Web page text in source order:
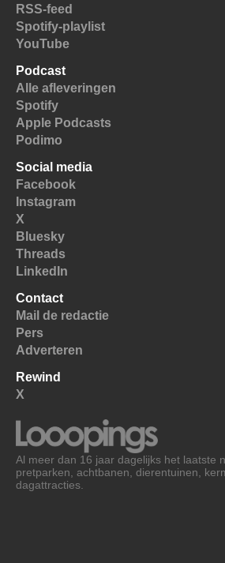
RSS-feed
Spotify-playlist
YouTube
Podcast
Alle afleveringen
Spotify
Apple Podcasts
Podimo
Social media
Facebook
Instagram
X
Bluesky
Threads
LinkedIn
Contact
Mail de redactie
Pers
Adverteren
Rewind
X
Al meer dan 16 jaar dagelijks het laatste
pretparken, achtbanen, dierentuinen,
dagattracties.